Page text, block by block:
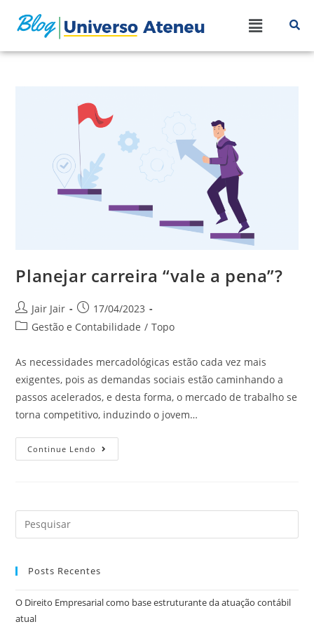
Planejar carreira “vale a pena”?
Jair Jair
17/04/2023
Gestão e Contabilidade / Topo
As necessidades mercadológicas estão cada vez mais
exigentes, pois as demandas sociais estão caminhando a
passos acelerados, e desta forma, o mercado de trabalho se
torna competitivo, induzindo o jovem…
Continue Lendo
Posts Recentes
O Direito Empresarial como base estruturante da atuação contábil
atual